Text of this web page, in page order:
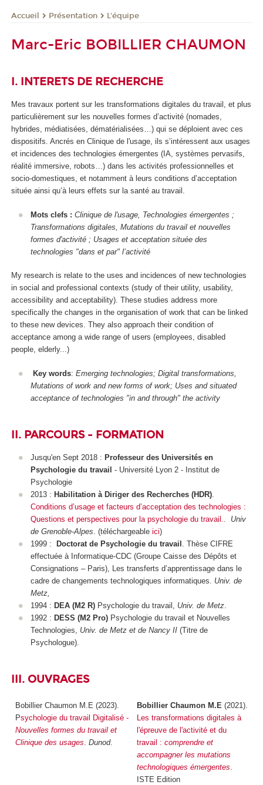
Accueil Présentation L'équipe
Marc-Eric BOBILLIER CHAUMON
I. INTERETS DE RECHERCHE
Mes travaux portent sur les transformations digitales du travail, et plus
particulièrement sur les nouvelles formes d’activité (nomades,
hybrides, médiatisées, dématérialisées…) qui se déploient avec ces
dispositifs. Ancrés en Clinique de l'usage, ils s’intéressent aux usages
et incidences des technologies émergentes (IA, systèmes pervasifs,
réalité immersive, robots…) dans les activités professionnelles et
socio-domestiques, et notamment à leurs conditions d’acceptation
située ainsi qu’à leurs effets sur la santé au travail.
Mots clefs : Clinique de l'usage, Technologies émergentes ;
Transformations digitales, Mutations du travail et nouvelles
formes d'activité ; Usages et acceptation située des
technologies "dans et par" l’activité
My research is relate to the uses and incidences of new technologies
in social and professional contexts (study of their utility, usability,
accessibility and acceptability). These studies address more
specifically the changes in the organisation of work that can be linked
to these new devices. They also approach their condition of
acceptance among a wide range of users (employees, disabled
people, elderly...)
Key words: Emerging technologies; Digital transformations,
Mutations of work and new forms of work; Uses and situated
acceptance of technologies "in and through" the activity
II. PARCOURS - FORMATION
Jusqu'en Sept 2018 : Professeur des Universités en
Psychologie du travail - Université Lyon 2 - Institut de
Psychologie
2013 : Habilitation à Diriger des Recherches (HDR).
Conditions d’usage et facteurs d’acceptation des technologies :
Questions et perspectives pour la psychologie du travail.
Univ
de Grenoble-Alpes . (téléchargeable ici)
1999 :
Doctorat de Psychologie du travail
. Thèse CIFRE
effectuée à Informatique-CDC (Groupe Caisse des Dépôts et
Consignations – Paris), Les transferts d’apprentissage dans le
cadre de changements technologiques informatiques. Univ. de
Metz,
1994 : DEA (M2 R)Psychologie du travail, Univ. de Metz.
1992 : DESS (M2 Pro)Psychologie du travail et Nouvelles
Technologies, Univ. de Metz et de Nancy II (Titre de
Psychologue).
III. OUVRAGES
Bobillier Chaumon M.E (2023).
Psychologie du travail Digitalisé -
Nouvelles formes du travail et
Clinique des usages. Dunod.
Bobillier Chaumon M.E(2021).
Les transformations digitales à
l'épreuve de l'activité et du
travail : comprendre et
accompagner les mutations
technologiques émergentes.
ISTE Edition